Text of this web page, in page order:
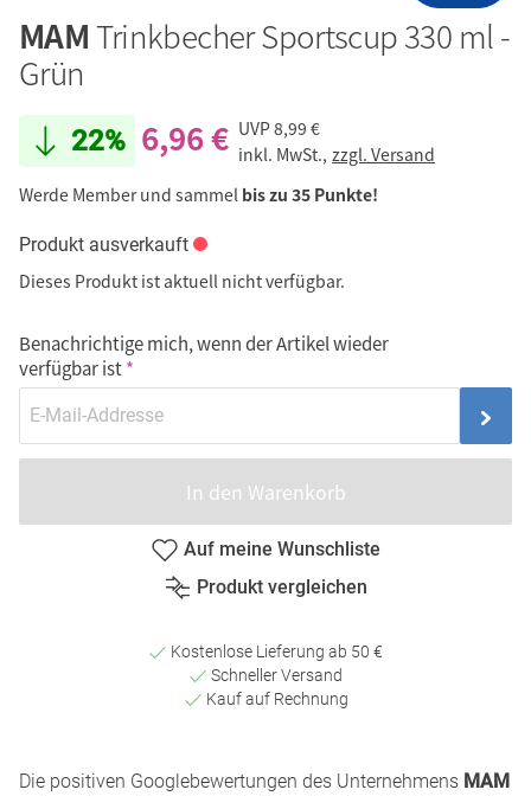
MAMTrinkbecher Sportscup 330 ml -
Grün
22% 6,96 € UVP8,99 €
inkl. MwSt., zzgl. Versand
Werde Member und sammel bis zu 35 Punkte!
Produkt ausverkauft
Dieses Produkt ist aktuell nicht verfügbar.
Benachrichtige mich, wenn der Artikel wieder
verfügbar ist
In den Warenkorb
Auf meine Wunschliste
Produkt vergleichen
Kostenlose Lieferung ab 50 €
Schneller Versand
Kauf auf Rechnung
Die positiven Googlebewertungen des Unternehmens MAM